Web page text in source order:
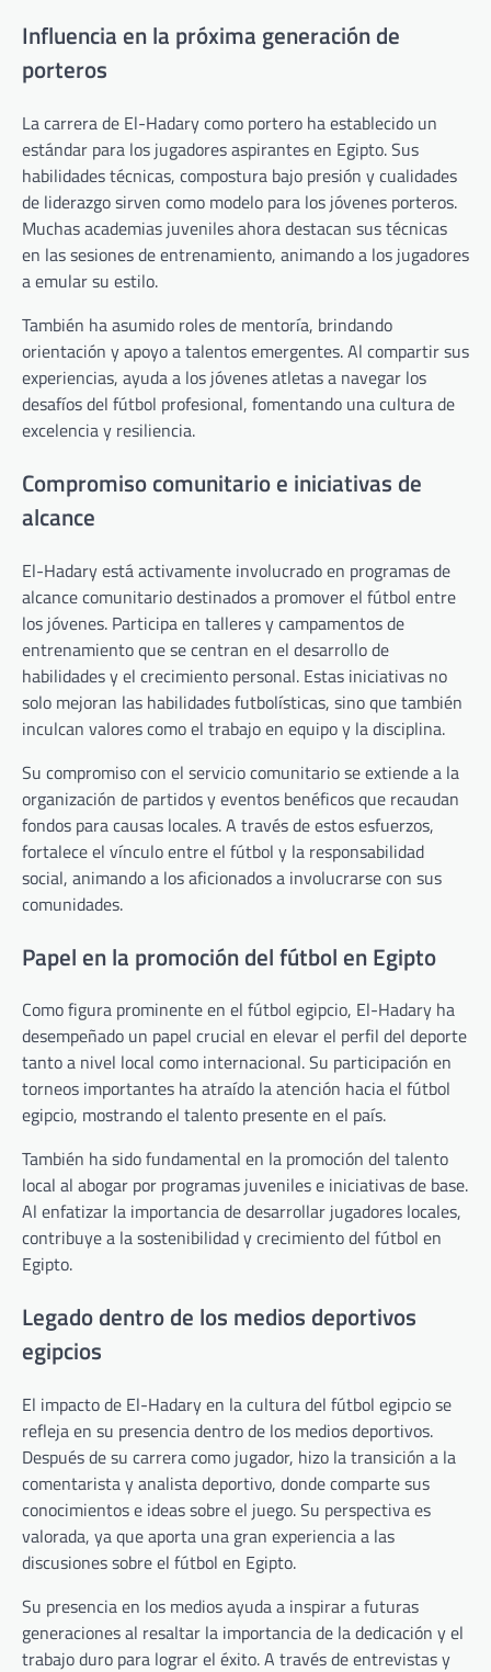
Influencia en la próxima generación de
porteros
La carrera de El-Hadary como portero ha establecido un
estándar para los jugadores aspirantes en Egipto. Sus
habilidades técnicas, compostura bajo presión y cualidades
de liderazgo sirven como modelo para los jóvenes porteros.
Muchas academias juveniles ahora destacan sus técnicas
en las sesiones de entrenamiento, animando a los jugadores
a emular su estilo.
También ha asumido roles de mentoría, brindando
orientación y apoyo a talentos emergentes. Al compartir sus
experiencias, ayuda a los jóvenes atletas a navegar los
desafíos del fútbol profesional, fomentando una cultura de
excelencia y resiliencia.
Compromiso comunitario e iniciativas de
alcance
El-Hadary está activamente involucrado en programas de
alcance comunitario destinados a promover el fútbol entre
los jóvenes. Participa en talleres y campamentos de
entrenamiento que se centran en el desarrollo de
habilidades y el crecimiento personal. Estas iniciativas no
solo mejoran las habilidades futbolísticas, sino que también
inculcan valores como el trabajo en equipo y la disciplina.
Su compromiso con el servicio comunitario se extiende a la
organización de partidos y eventos benéficos que recaudan
fondos para causas locales. A través de estos esfuerzos,
fortalece el vínculo entre el fútbol y la responsabilidad
social, animando a los aficionados a involucrarse con sus
comunidades.
Papel en la promoción del fútbol en Egipto
Como figura prominente en el fútbol egipcio, El-Hadary ha
desempeñado un papel crucial en elevar el perfil del deporte
tanto a nivel local como internacional. Su participación en
torneos importantes ha atraído la atención hacia el fútbol
egipcio, mostrando el talento presente en el país.
También ha sido fundamental en la promoción del talento
local al abogar por programas juveniles e iniciativas de base.
Al enfatizar la importancia de desarrollar jugadores locales,
contribuye a la sostenibilidad y crecimiento del fútbol en
Egipto.
Legado dentro de los medios deportivos
egipcios
El impacto de El-Hadary en la cultura del fútbol egipcio se
refleja en su presencia dentro de los medios deportivos.
Después de su carrera como jugador, hizo la transición a la
comentarista y analista deportivo, donde comparte sus
conocimientos e ideas sobre el juego. Su perspectiva es
valorada, ya que aporta una gran experiencia a las
discusiones sobre el fútbol en Egipto.
Su presencia en los medios ayuda a inspirar a futuras
generaciones al resaltar la importancia de la dedicación y el
trabajo duro para lograr el éxito. A través de entrevistas y